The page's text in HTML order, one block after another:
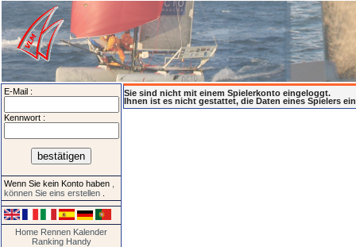
E-Mail :
Kennwort :
Wenn Sie kein Konto haben
können Sie eins erstellen
Home Rennen Kalender
Ranking Handy
Sie sind nicht mit einem Spielerkonto eingeloggt.
Ihnen ist es nicht gestattet, die Daten eines Spielers